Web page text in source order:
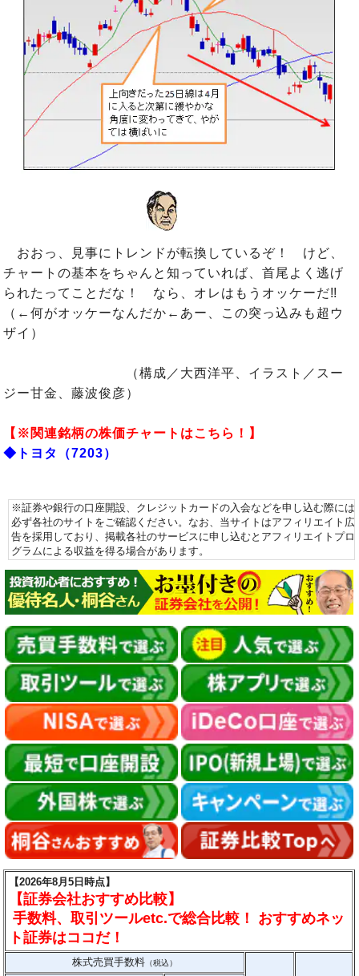
おおっ、見事にトレンドが転換しているぞ！ けど、
チャートの基本をちゃんと知っていれば、首尾よく逃げ
られたってことだな！ なら、オレはもうオッケーだ!!
（←何がオッケーなんだか←あー、この突っ込みも超ウ
ザイ）
（構成／大西洋平、イラスト／スー
ジー甘金、藤波俊彦）
【※関連銘柄の株価チャートはこちら！】
◆トヨタ（7203）
※証券や銀行の口座開設、クレジットカードの入会などを申し込む際には
必ず各社のサイトをご確認ください。なお、当サイトはアフィリエイト広
告を採用しており、掲載各社のサービスに申し込むとアフィリエイトプロ
グラムによる収益を得る場合があります。
【2026年8月5日時点】
【証券会社おすすめ比較】
手数料、取引ツールetc.で総合比較！ おすすめネッ
ト証券はココだ！
株式売買手数料 （税込）